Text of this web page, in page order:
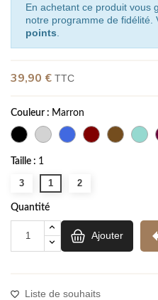
En achetant ce produit vous
notre programme de fidélité.
points
39,90 € TTC
Couleur : Marron
Taille : 1
3 1 2
Quantité
Ajouter
Liste de souhaits